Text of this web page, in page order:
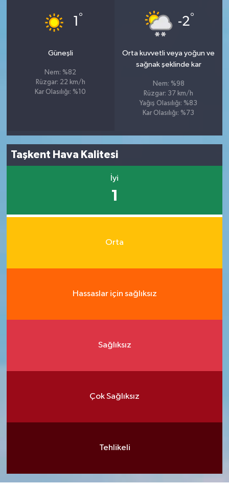
1 °
Güneşli
Nem: %82
Rüzgar: 22 km/h
Kar Olasılığı: %10
-2°
Orta kuvvetli veya yoğun ve
sağnak şeklinde kar
Nem: %98
Rüzgar: 37 km/h
Yağış Olasılığı: %83
Kar Olasılığı: %73
Taşkent Hava Kalitesi
İyi
1
Orta
Hassaslar için sağlıksız
Sağlıksız
Çok Sağlıksız
Tehlikeli